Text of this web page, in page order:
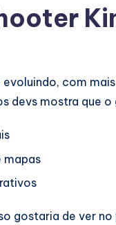
com
devs mostra que
mapas
gostaria de ver